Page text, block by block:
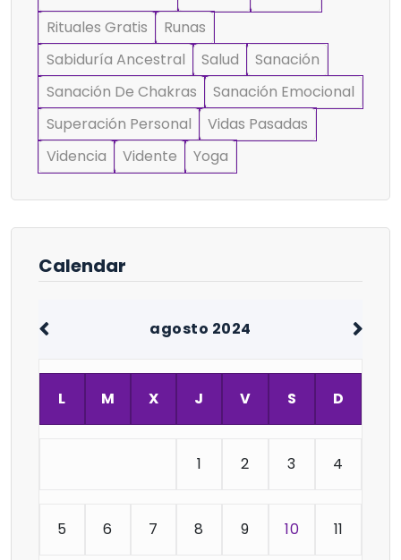
Rituales Gratis
Runas
Sabiduría Ancestral
Salud
Sanación
Sanación De Chakras
Sanación Emocional
Superación Personal
Vidas Pasadas
Videncia
Vidente Yoga
Calendar
agosto 2024
L M X J V S D
1 2 3 4
5 6 7 8 9 10 11